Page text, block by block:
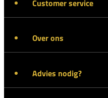
Customer service
Over ons
Advies nodig?